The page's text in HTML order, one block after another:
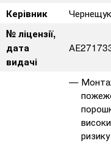
Керівник
№ ліцензії,
дата
видачі